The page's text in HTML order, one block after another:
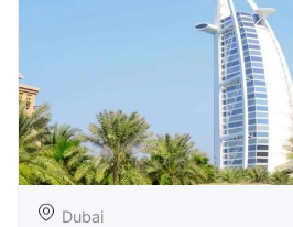
Dubai